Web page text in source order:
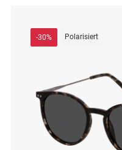
-30% Polarisiert